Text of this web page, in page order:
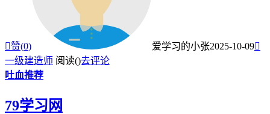
赞(0) 爱学习的小张2025-10-09
一级建造师 阅读()去评论
吐血推荐
79学习网